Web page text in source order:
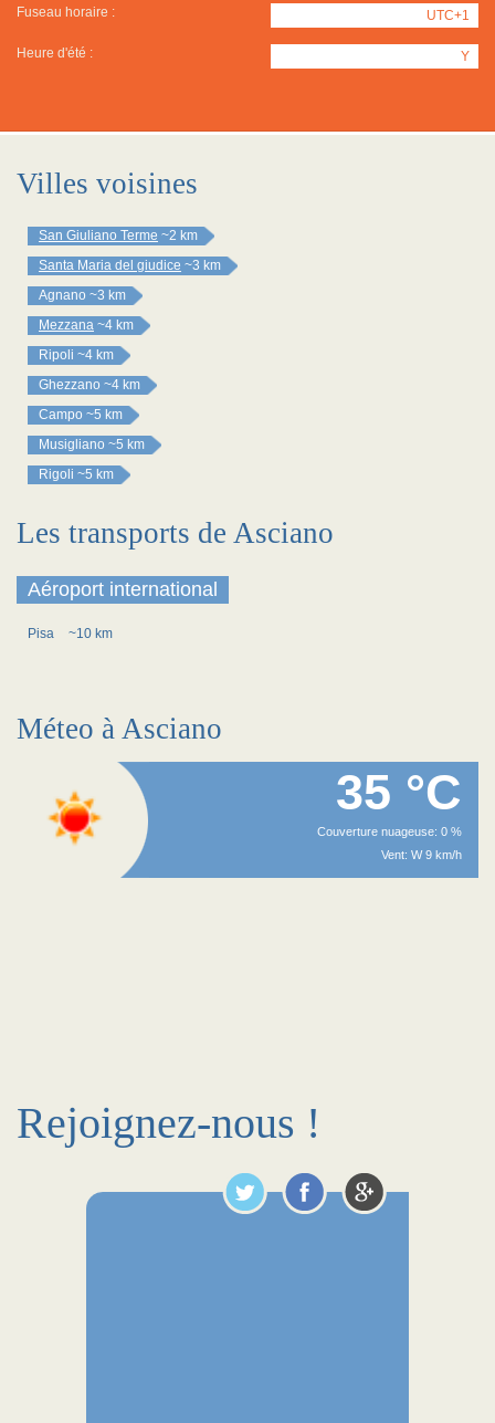
Fuseau horaire : UTC+1
Heure d'été : Y
Villes voisines
San Giuliano Terme ~2 km
Santa Maria del giudice ~3 km
Agnano ~3 km
Mezzana ~4 km
Ripoli ~4 km
Ghezzano ~4 km
Campo ~5 km
Musigliano ~5 km
Rigoli ~5 km
Les transports de Asciano
Aéroport international
Pisa ~10 km
Méteo à Asciano
35 °C
Couverture nuageuse: 0 %
Vent: W 9 km/h
Rejoignez-nous !